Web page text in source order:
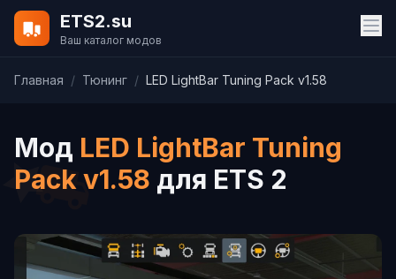
ETS2.su
Ваш каталог модов
Главная / Тюнинг / LED LightBar Tuning Pack v1.58
Мод LED LightBar Tuning
Pack v1.58 для ETS 2